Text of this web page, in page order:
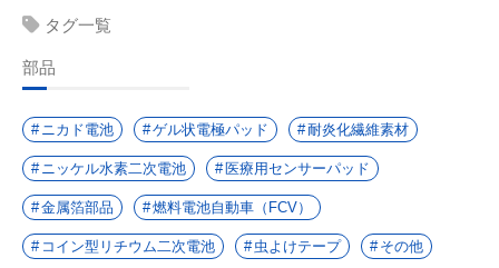
タグ一覧
部品
ニカド電池 ゲル状電極パッド 耐炎化繊維素材
ニッケル水素二次電池 医療用センサーパッド
金属箔部品 燃料電池自動車（FCV）
コイン型リチウム二次電池 虫よけテープ その他